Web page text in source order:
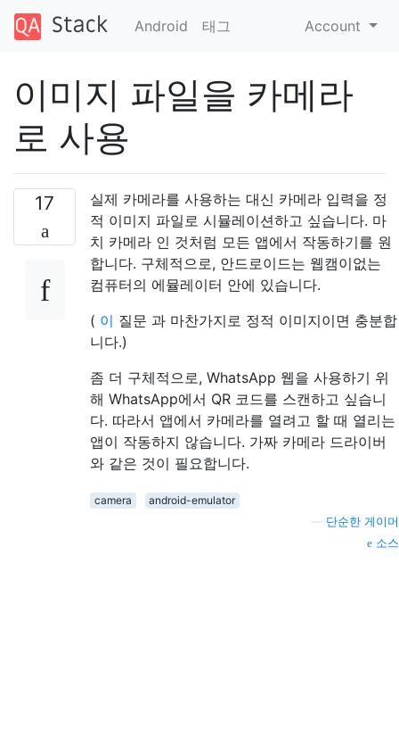
Android 태그 Account
이미지 파일을 카메라
로 사용
17
실제 카메라를 사용하는 대신 카메라 입력을 정
적 이미지 파일로 시뮬레이션하고 싶습니다. 마
치 카메라 인 것처럼 모든 앱에서 작동하기를 원
합니다. 구체적으로, 안드로이드는 웹캠이없는
컴퓨터의 에뮬레이터 안에 있습니다.
( 이 질문 과 마찬가지로 정적 이미지이면 충분합
니다.)
좀 더 구체적으로, WhatsApp 웹을 사용하기 위
해 WhatsApp에서 QR 코드를 스캔하고 싶습니
다. 따라서 앱에서 카메라를 열려고 할 때 열리는
앱이 작동하지 않습니다. 가짜 카메라 드라이버
와 같은 것이 필요합니다.
camera
android-emulator
단순한 게이머
소스